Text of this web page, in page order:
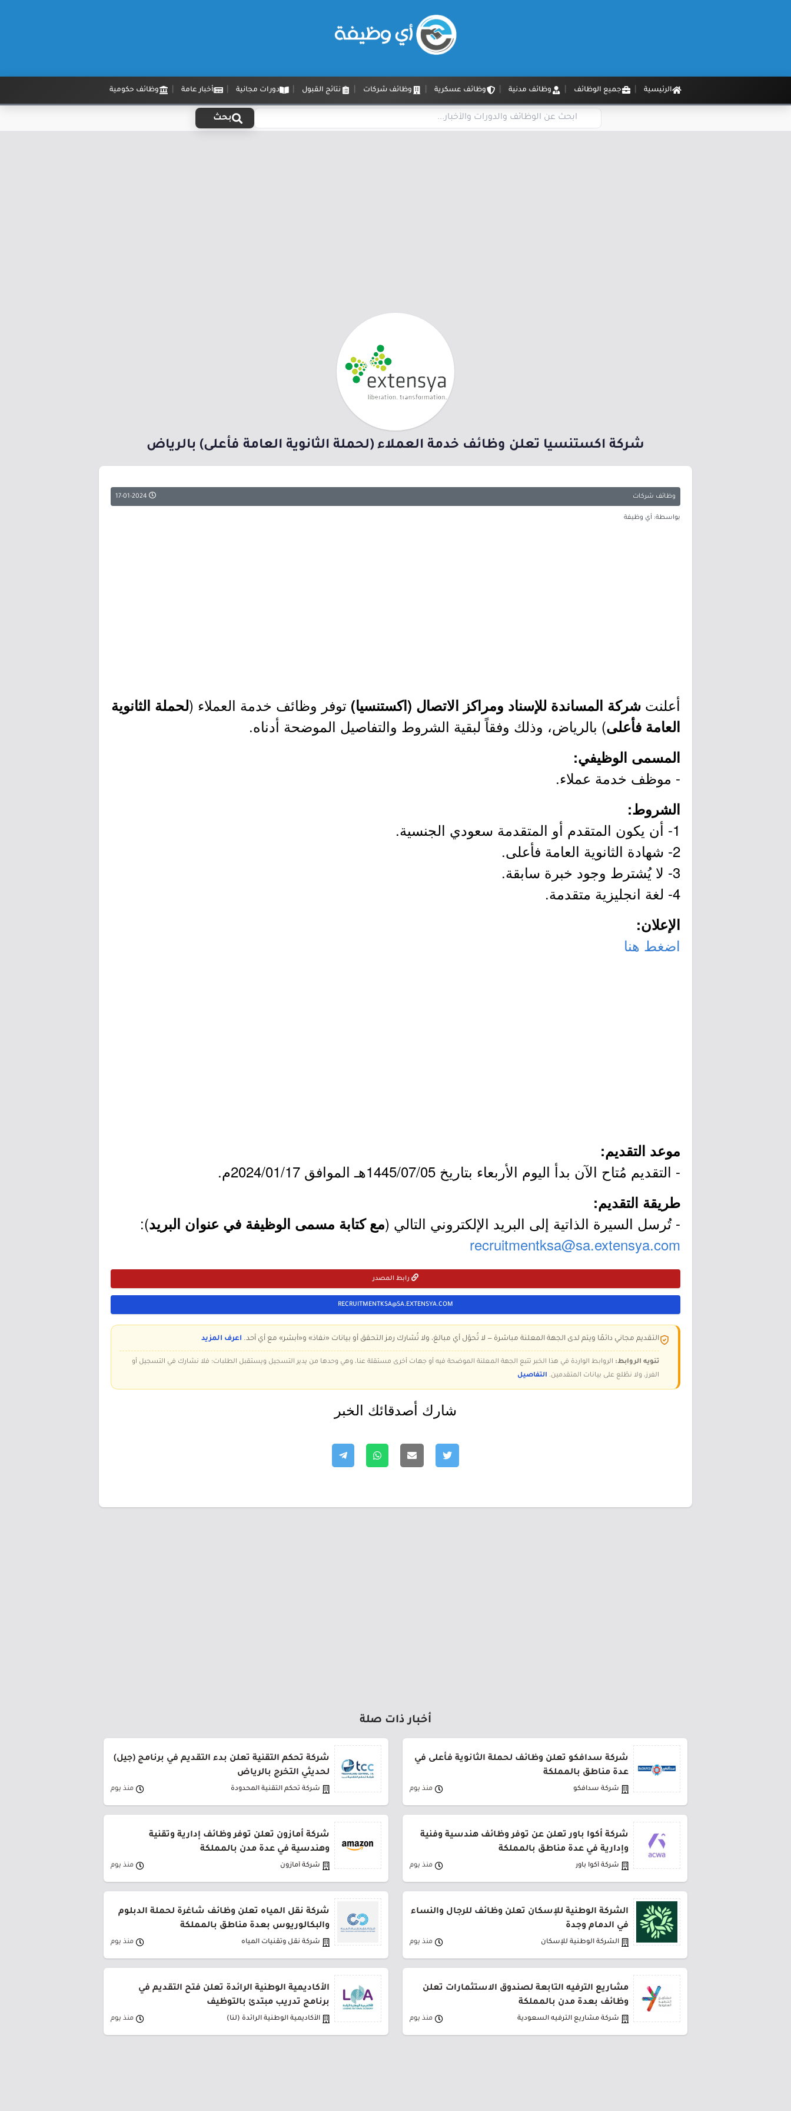
الرئيسية جميع الوظائف وظائف مدنية وظائف عسكرية وظائف شركات نتائج القبول دورات مجانية أخبار عامة وظائف حكومية
بحث
شركة اكستنسيا تعلن وظائف خدمة العملاء (لحملة الثانوية العامة فأعلى) بالرياض
وظائف شركات
بواسطة: أي وظيفة
أعلنت شركة المساندة للإسناد ومراكز الاتصال (اكستنسيا) توفر وظائف خدمة العملاء (لحملة الثانوية
العامة فأعلى) بالرياض، وذلك وفقاً لبقية الشروط والتفاصيل الموضحة أدناه.
المسمى الوظيفي:
- موظف خدمة عملاء.
الشروط:
1- أن يكون المتقدم أو المتقدمة سعودي الجنسية.
2- شهادة الثانوية العامة فأعلى.
3- لا يُشترط وجود خبرة سابقة.
4- لغة انجليزية متقدمة.
الإعلان:
اضغط هنا
موعد التقديم:
- التقديم مُتاح الآن بدأ اليوم الأربعاء بتاريخ 1445/07/05هـ الموافق 2024/01/17م.
طريقة التقديم:
- تُرسل السيرة الذاتية إلى البريد الإلكتروني التالي (مع كتابة مسمى الوظيفة في عنوان البريد):
recruitmentksa@sa.extensya.com
رابط المصدر
RECRUITMENTKSA@SA.EXTENSYA.COM
التقديم مجاني دائمًا ويتم لدى الجهة المعلنة مباشرة — لا تُحوّل أي مبالغ، ولا تُشارك رمز التحقق أو بيانات «نفاذ» و«أبشر» مع أي أحد. اعرف المزيد
تنويه الروابط: الروابط الواردة في هذا الخبر تتبع الجهة المعلنة الموضحة فيه أو جهات أخرى مستقلة عنا، وهي وحدها من يدير التسجيل ويستقبل الطلبات؛ فلا نشارك في التسجيل أو
الفرز، ولا نطّلع على بيانات المتقدمين. التفاصيل
شارك أصدقائك الخبر
أخبار ذات صلة
شركة سدافكو تعلن وظائف لحملة الثانوية فأعلى في
عدة مناطق بالمملكة
شركة سدافكو منذ يوم
شركة تحكم التقنية تعلن بدء التقديم في برنامج (جيل)
لحديثي التخرج بالرياض
شركة تحكم التقنية المحدودة منذ يوم
شركة أكوا باور تعلن عن توفر وظائف هندسية وفنية
وإدارية في عدة مناطق بالمملكة
شركة أكوا باور منذ يوم
شركة أمازون تعلن توفر وظائف إدارية وتقنية
وهندسية في عدة مدن بالمملكة
شركة أمازون منذ يوم
الشركة الوطنية للإسكان تعلن وظائف للرجال والنساء
في الدمام وجدة
الشركة الوطنية للإسكان منذ يوم
شركة نقل المياه تعلن وظائف شاغرة لحملة الدبلوم
والبكالوريوس بعدة مناطق بالمملكة
شركة نقل وتقنيات المياه منذ يوم
مشاريع الترفيه التابعة لصندوق الاستثمارات تعلن
وظائف بعدة مدن بالمملكة
شركة مشاريع الترفيه السعودية منذ يوم
الأكاديمية الوطنية الرائدة تعلن فتح التقديم في
برنامج تدريب مبتدئ بالتوظيف
الأكاديمية الوطنية الرائدة (لنا) منذ يوم